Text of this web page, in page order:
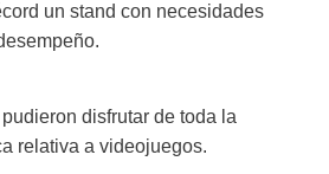
un stand con necesidades
disfrutar de toda la
relativa a videojuegos.